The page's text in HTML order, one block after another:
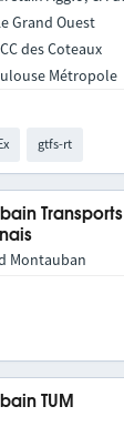
Grand Ouest
des Coteaux
Métropole
gtfs-rt
Transports
Montauban
TUM